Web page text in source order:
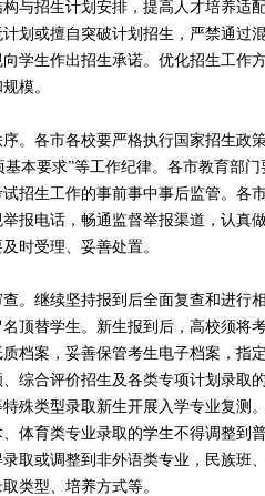
与招生计划安排，提高人才培养适
划或擅自突破计划招生，严禁通过
学生作出招生承诺。优化招生工作
模。
各市各校要严格执行国家招生政
基本要求”等工作纪律。各市教育部
招生工作的事前事中事后监管。各
报电话，畅通监督举报渠道，认真
时受理、妥善处置。
继续坚持报到后全面复查和进行
顶替学生。新生报到后，高校须将
档案，妥善保管考生电子档案，指
综合评价招生及各类专项计划录取
殊类型录取新生开展入学专业复测
体育类专业录取的学生不得调整到
取或调整到非外语类专业，民族班
类型、培养方式等。